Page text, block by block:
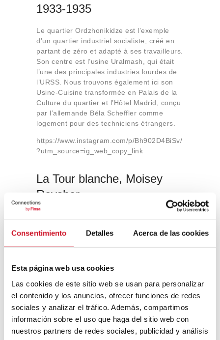
Consentimiento Detalles Acerca de las cookies
Esta página web usa cookies
Las cookies de este sitio web se usan para personalizar
el contenido y los anuncios, ofrecer funciones de redes
sociales y analizar el tráfico. Además, compartimos
información sobre el uso que haga del sitio web con
nuestros partners de redes sociales, publicidad y análisis
1933-1935
Le quartier Ordzhonikidze est l’exemple
d’un quartier industriel socialiste, créé en
partant de zéro et adapté à ses travailleurs.
Son centre est l’usine Uralmash, qui était
l’une des principales industries lourdes de
l’URSS. Nous trouvons également ici son
Usine-Cuisine transformée en Palais de la
Culture du quartier et l’Hôtel Madrid, conçu
par l’allemande Béla Scheffler comme
logement pour des techniciens étrangers.
https://www.instagram.com/p/Bh902D4BiSv/
?utm_source=ig_web_copy_link
La Tour blanche, Moisey
Reysher,
1929
Ce château d’eau a été la première
est considéré comme la perle du
Depuis 2013 et grâce à l’action de
réhabilitation menée par le groupe de
jeunes architectes Podelniki, il accueille des
manifestations culturelles.
https://www.instagram.com/p/Bkcry5hnVHd/